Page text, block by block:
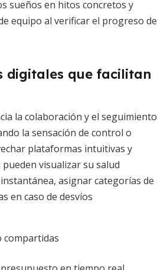
sueños en hitos concretos y
equipo al verificar el progreso de
digitales que facilitan
la colaboración y el seguimiento
la sensación de control o
plataformas intuitivas y
visualizar su salud
asignar categorías de
en caso de desvíos
compartidas